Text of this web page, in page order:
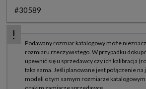
#30589